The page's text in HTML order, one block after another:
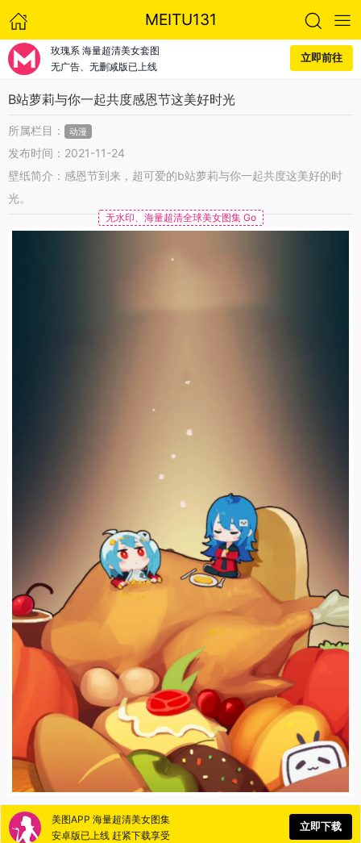
MEITU131
玫瑰系 海量超清美女套图
无广告、无删减版已上线
立即前往
B站萝莉与你一起共度感恩节这美好时光
所属栏目： 动漫
发布时间：2021-11-24
壁纸简介：感恩节到来，超可爱的b站萝莉与你一起共度这美好的时
光。
无水印、海量超清全球美女图集 Go
美图APP 海量超清美女图集
安卓版已上线 赶紧下载享受
立即下载